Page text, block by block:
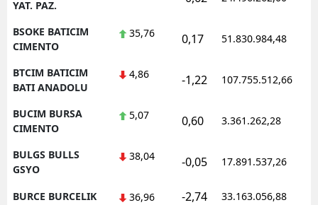
YAT. PAZ.
BSOKE BATICIM
CIMENTO
35,76 0,17 51.830.984,48
BTCIM BATICIM
BATI ANADOLU
4,86 -1,22 107.755.512,66
BUCIM BURSA
CIMENTO
5,07 0,60 3.361.262,28
BULGS BULLS
GSYO
38,04 -0,05 17.891.537,26
BURCE BURCELIK 36,96 -2,74 33.163.056,88